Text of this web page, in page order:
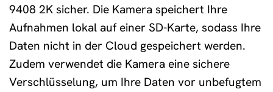
9408 2K sicher. Die Kamera speichert Ihre
Aufnahmen lokal auf einer SD-Karte, sodass Ihre
Daten nicht in der Cloud gespeichert werden.
Zudem verwendet die Kamera eine sichere
Verschlüsselung, um Ihre Daten vor unbefugtem